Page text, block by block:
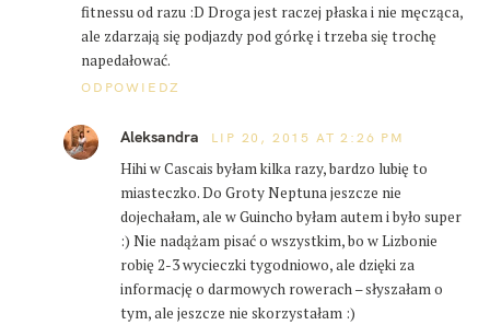
fitnessu od razu :D Droga jest raczej płaska i nie męcząca,
ale zdarzają się podjazdy pod górkę i trzeba się trochę
napedałować.
ODPOWIEDZ
Aleksandra LIP 20, 2015 AT 2:26 PM
Hihi w Cascais byłam kilka razy, bardzo lubię to
miasteczko. Do Groty Neptuna jeszcze nie
dojechałam, ale w Guincho byłam autem i było super
:) Nie nadążam pisać o wszystkim, bo w Lizbonie
robię 2-3 wycieczki tygodniowo, ale dzięki za
informację o darmowych rowerach – słyszałam o
tym, ale jeszcze nie skorzystałam :)